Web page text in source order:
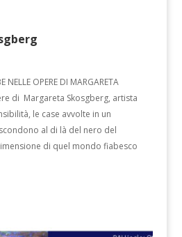
NELLE OPERE DI MARGARETA
di Margareta Skosgberg, artista
le case avvolte in un
al di là del nero del
di quel mondo fiabesco